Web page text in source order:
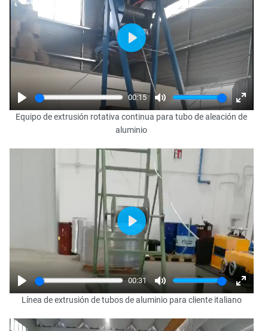
Play
00:15
Mute
Enter
Play
Equipo de extrusión rotativa continua para tubo de aleación de
aluminio
Play
00:31
Mute
Enter
Play
Línea de extrusión de tubos de aluminio para cliente italiano